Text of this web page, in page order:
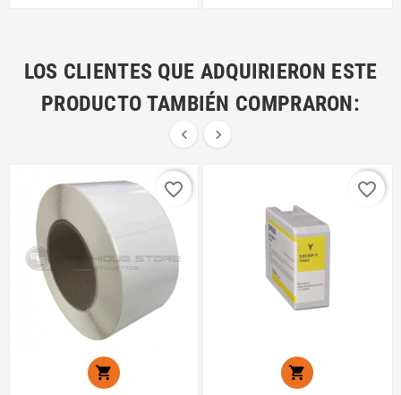
LOS CLIENTES QUE ADQUIRIERON ESTE
PRODUCTO TAMBIÉN COMPRARON:
 

favorite_border

favorite_border